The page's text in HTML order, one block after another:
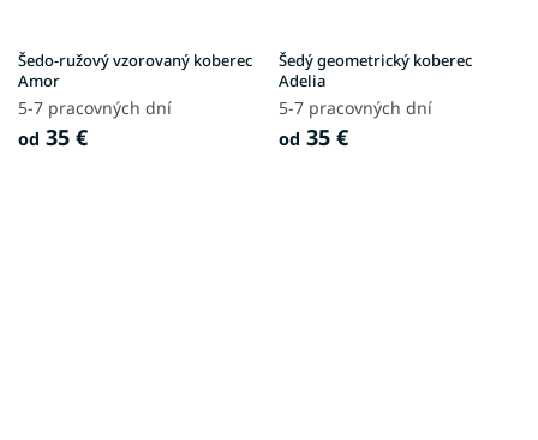
Šedo-ružový vzorovaný koberec
Amor
5-7 pracovných dní
od 35 €
Šedý geometrický koberec
Adelia
5-7 pracovných dní
od 35 €